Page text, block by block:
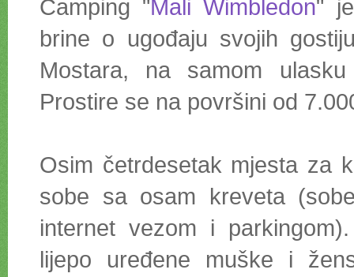
Camping "Mali Wimbledon"
brine o ugođaju svojih
Mostara, na samom
Prostire se na površini od
Osim četrdesetak mjesta za
sobe sa osam kreveta
internet vezom i
lijepo uređene muške i